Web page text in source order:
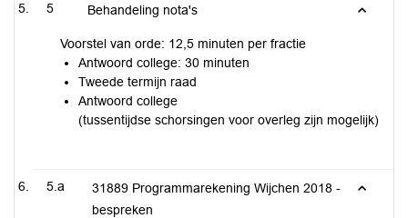
5 Behandeling nota's
Voorstel van orde: 12,5 minuten per fractie
Antwoord college: 30 minuten
Tweede termijn raad
Antwoord college
(tussentijdse schorsingen voor overleg zijn mogelijk)
5.a
31889 Programmarekening Wijchen 2018 -
bespreken